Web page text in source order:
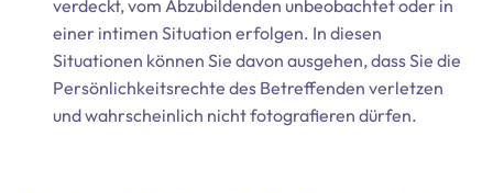
verdeckt, vom Abzubildenden unbeobachtet oder in
einer intimen Situation erfolgen. In diesen
Situationen können Sie davon ausgehen, dass Sie die
Persönlichkeitsrechte des Betreffenden verletzen
und wahrscheinlich nicht fotografieren dürfen.